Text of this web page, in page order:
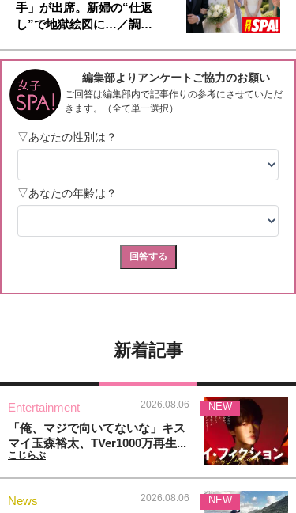
手」が出席。新婦の“仕返
し”で地獄絵図に…／調…
新着記事
Entertainment 2026.08.06
「俺、マジで向いてないな」キス
マイ玉森裕太、TVer1000万再生...
こじらぶ
NEW
News 2026.08.06 NEW